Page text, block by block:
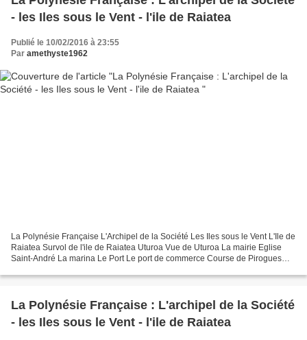
- les Iles sous le Vent - l'ile de Raiatea
Publié le 10/02/2016 à 23:55
Par amethyste1962
La Polynésie Française L'Archipel de la Société Les Iles sous le Vent L'Ile de
Raiatea Survol de l'ile de Raiatea Uturoa Vue de Uturoa La mairie Eglise
Saint-André La marina Le Port Le port de commerce Course de Pirogues
La Polynésie Française : L'archipel de la Société
- les Iles sous le Vent - l'ile de Raiatea